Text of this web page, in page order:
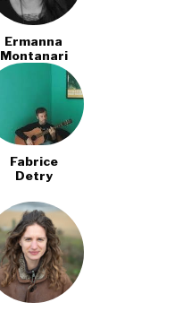
Ermanna
Montanari
Fabrice
Detry